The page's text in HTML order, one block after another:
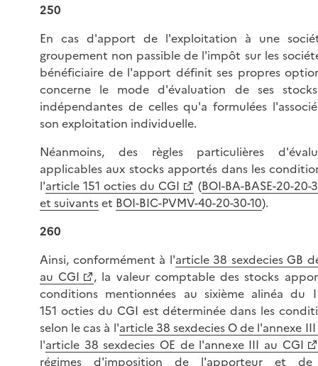
250
En cas d'apport de l'exploitation à une
groupement non passible de l'impôt sur les
bénéficiaire de l'apport définit ses propres
concerne le mode d'évaluation de ses
indépendantes de celles qu'a formulées
son exploitation individuelle.
Néanmoins, des règles particulières
applicables aux stocks apportés dans les
l'article 151 octies du CGI (BOI-BA-BASE-20-20-
et suivantset BOI-BIC-PVMV-40-20-30-10).
260
Ainsi, conformément à l'article 38 sexdecies GB
au CGI
, la valeur comptable des stocks
conditions mentionnées au sixième alinéa du
151 octies du CGI est déterminée dans les
selon le cas à l'article 38 sexdecies O de l'annexe
l'article 38 sexdecies OE de l'annexe III au CGI
régimes d'imposition de l'apporteur et